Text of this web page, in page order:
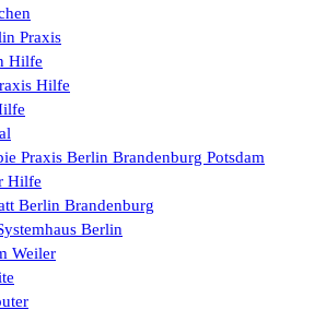
Praxis
Hilfe
Hilfe
Praxis Berlin Brandenburg Potsdam
Hilfe
Berlin Brandenburg
Berlin
Weiler